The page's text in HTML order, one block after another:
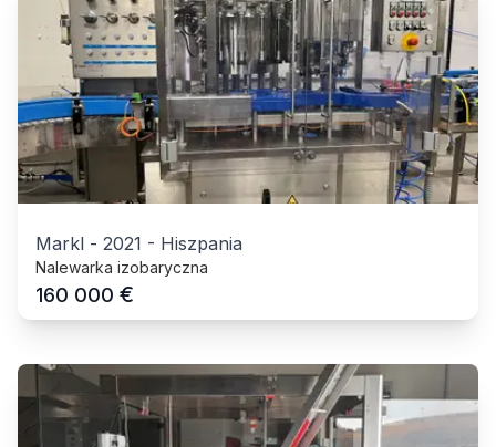
Markl - 2021 - Hiszpania
Nalewarka izobaryczna
160 000 €